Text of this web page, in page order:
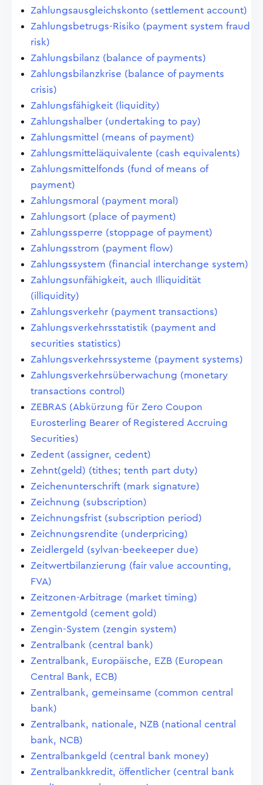
Zahlungsausgleichskonto (settlement account)
Zahlungsbetrugs-Risiko (payment system fraud
risk)
Zahlungsbilanz (balance of payments)
Zahlungsbilanzkrise (balance of payments
crisis)
Zahlungsfähigkeit (liquidity)
Zahlungshalber (undertaking to pay)
Zahlungsmittel (means of payment)
Zahlungsmitteläquivalente (cash equivalents)
Zahlungsmittelfonds (fund of means of
payment)
Zahlungsmoral (payment moral)
Zahlungsort (place of payment)
Zahlungssperre (stoppage of payment)
Zahlungsstrom (payment flow)
Zahlungssystem (financial interchange system)
Zahlungsunfähigkeit, auch Illiquidität
(illiquidity)
Zahlungsverkehr (payment transactions)
Zahlungsverkehrsstatistik (payment and
securities statistics)
Zahlungsverkehrssysteme (payment systems)
Zahlungsverkehrsüberwachung (monetary
transactions control)
ZEBRAS (Abkürzung für Zero Coupon
Eurosterling Bearer of Registered Accruing
Securities)
Zedent (assigner, cedent)
Zehnt(geld) (tithes; tenth part duty)
Zeichenunterschrift (mark signature)
Zeichnung (subscription)
Zeichnungsfrist (subscription period)
Zeichnungsrendite (underpricing)
Zeidlergeld (sylvan-beekeeper due)
Zeitwertbilanzierung (fair value accounting,
FVA)
Zeitzonen-Arbitrage (market timing)
Zementgold (cement gold)
Zengin-System (zengin system)
Zentralbank (central bank)
Zentralbank, Europäische, EZB (European
Central Bank, ECB)
Zentralbank, gemeinsame (common central
bank)
Zentralbank, nationale, NZB (national central
bank, NCB)
Zentralbankgeld (central bank money)
Zentralbankkredit, öffentlicher (central bank